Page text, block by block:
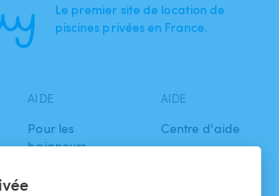
Le premier site de location de
piscines privées en France.
AIDE
Pour les
baigneurs
AIDE
Centre d'aide